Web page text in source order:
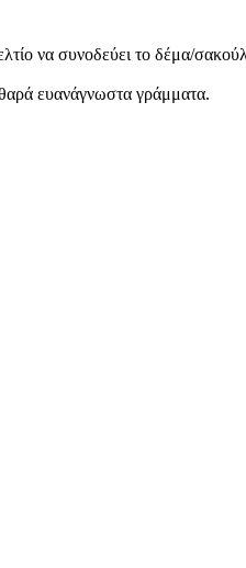
να συνοδεύει το δέμα/
ευανάγνωστα γράμματα.